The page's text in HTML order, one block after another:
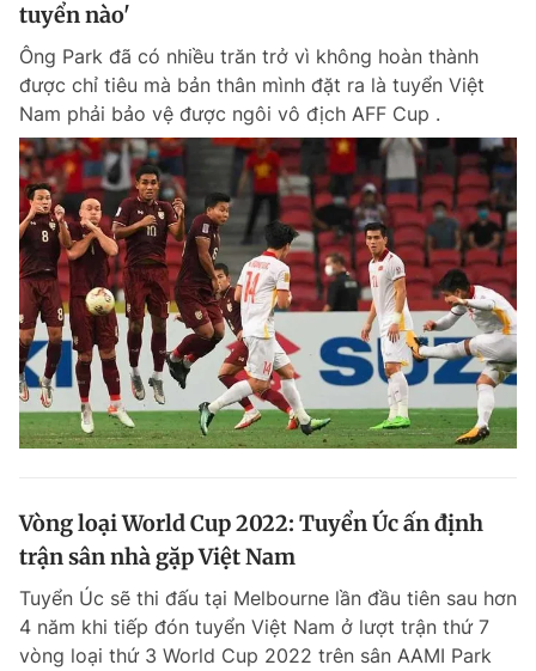
Giấy phép xuất bản số 110/GP - BTTTT cấp ngày 24.3.2020
© 2003-2026 Bản quyền thuộc về Báo Thanh Niên. Cấm sao chép
dưới mọi hình thức nếu không có sự chấp thuận bằng văn bản.
Phát triển bởi ePi Technologies, JSC.
tuyển nào'
Ông Park đã có nhiều trăn trở vì không hoàn thành
được chỉ tiêu mà bản thân mình đặt ra là tuyển Việt
Nam phải bảo vệ được ngôi vô địch AFF Cup .
Vòng loại World Cup 2022: Tuyển Úc ấn định
trận sân nhà gặp Việt Nam
Tuyển Úc sẽ thi đấu tại Melbourne lần đầu tiên sau hơn
4 năm khi tiếp đón tuyển Việt Nam ở lượt trận thứ 7
vòng loại thứ 3 World Cup 2022 trên sân AAMI Park